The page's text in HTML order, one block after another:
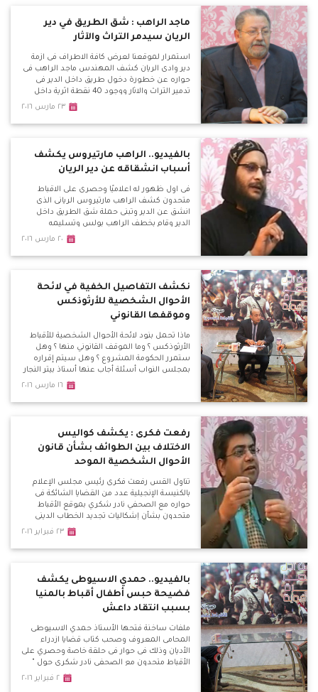
للاخوان ضد مصر للمطالبة بالافراج عن الاخوان
المحبوسين.
ماجد الراهب : شق الطريق في دير
الريان سيدمر التراث والآثار
استمرار لموقعنا لعرض كافة الاطراف فى ازمة
دير وادى الريان كشف المهندس ماجد الراهب فى
حواره عن خطورة دخول طريق داخل الدير فى
تدمير التراث والاثار ووجود 40 نقطة اثرية داخل
الدير وهذا الطريق سوف يدمر تاريخ مصر فى هذه
قضية امام الامور المستعجلة لوقف هذا الطريق
يمتلىء بالكهوف الاثرية واتعجب لعدم حفاظ
الدولة عليها
٢٣ مارس ٢٠١٦
بالفيديو.. الراهب مارتيروس يكشف
أسباب انشقاقه عن دير الريان
فى اول ظهور له اعلاميًا وحصرى على الاقباط
متحدون كشف الراهب مارتيروس الريانى الذى
انشق عن الدير وتبنى حملة شق الطريق داخل
الدير وقام بخطف الراهب بولس وتسليمه
للشرطة ، اسباب تغير موقفه بعد ان كان رافض
بولس امين الدير للشرطة وتحرير محاضر ضد
٢٠ مارس ٢٠١٦
نكشف التفاصيل الخفية في لائحة
الأحوال الشخصية للأرثوذكس
وموقفها القانوني
ماذا تحمل بنود لائحة الأحوال الشخصية للأقباط
الأرثوذكس ؟ وما الموقف القانوني منها ؟ وهل
ستمرر الحكومة المشروع ؟ وهل سيتم إقراره
بمجلس النواب أسئلة أجاب عنها أستاذ بيتر النجار
المحامى المتخصص في الأحوال الشخصية
الشخصية
١٦ مارس ٢٠١٦
رفعت فكرى : يكشف كواليس
الاختلاف بين الطوائف بشأن قانون
الأحوال الشخصية الموحد
تناول القس رفعت فكرى رئيس مجلس الإعلام
بالكنيسة الإنجيلية عدد من القضايا الشائكة فى
حواره مع الصحفي نادر شكري بموقع الأقباط
متحدون بشأن إشكاليات تجديد الخطاب الديني
والأزمة بين الطوائف المسيحية وحقيقة مجلس
٢٣ فبراير ٢٠١٦
بالفيديو.. حمدي الاسيوطى يكشف
فضيحة حبس أطفال أقباط بالمنيا
بسبب انتقاد داعش
ملفات ساخنة فتحها الأستاذ حمدي الاسيوطى
المحامى المعروف وصحب كتاب قضايا ازدراء
الأديان وذلك فى حوار فى حلقة خاصة وحصري على
الأقباط متحدون مع الصحفي نادر شكري حول "
ازدراء الأديان مقصلة الأبرياء " وكشف الاسيوطى
٢ فبراير ٢٠١٦